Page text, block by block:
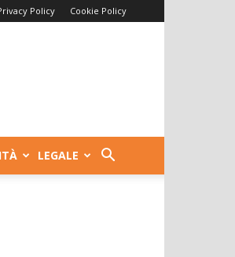
Policy Cookie Policy
LEGALE